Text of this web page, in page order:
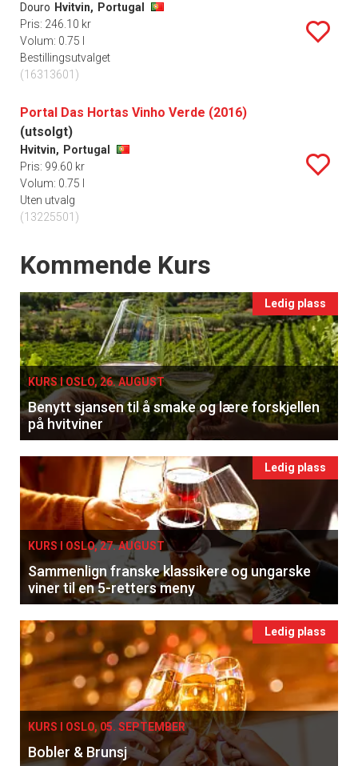
Douro Hvitvin, Portugal
Pris: 246.10 kr
Volum: 0.75 l
Bestillingsutvalget
(16313601)
Portal Das Hortas Vinho Verde (2016)
(utsolgt)
Hvitvin, Portugal
Pris: 99.60 kr
Volum: 0.75 l
Uten utvalg
(13225501)
Events
Kommende Kurs
Ledig plass
KURS I OSLO, 26. AUGUST
Benytt sjansen til å smake og lære forskjellen
på hvitviner
Ledig plass
KURS I OSLO, 27. AUGUST
Sammenlign franske klassikere og ungarske
viner til en 5-retters meny
Ledig plass
KURS I OSLO, 05. SEPTEMBER
Bobler & Brunsj